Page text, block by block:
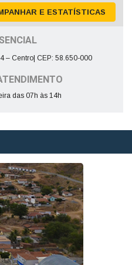
E ESTATÍSTICAS
– Centro| CEP: 58.650-000
das 07h às 14h